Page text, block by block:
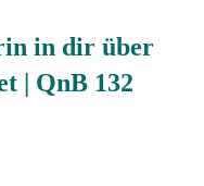
in dir über
| QnB 132